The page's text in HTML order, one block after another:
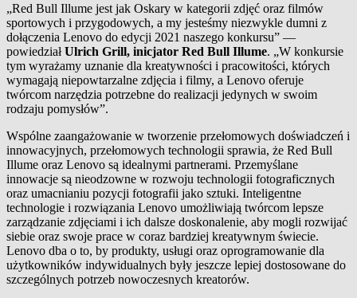
„Red Bull Illume jest jak Oskary w kategorii zdjęć oraz filmów
sportowych i przygodowych, a my jesteśmy niezwykle dumni z
dołączenia Lenovo do edycji 2021 naszego konkursu” —
powiedziałUlrich Grill, inicjator Red Bull Illume. „W konkursie
tym wyrażamy uznanie dla kreatywności i pracowitości, których
wymagają niepowtarzalne zdjęcia i filmy, a Lenovo oferuje
twórcom narzędzia potrzebne do realizacji jedynych w swoim
rodzaju pomysłów”.
Wspólne zaangażowanie w tworzenie przełomowych doświadczeń i
innowacyjnych, przełomowych technologii sprawia, że Red Bull
Illume oraz Lenovo są idealnymi partnerami. Przemyślane
innowacje są nieodzowne w rozwoju technologii fotograficznych
oraz umacnianiu pozycji fotografii jako sztuki. Inteligentne
technologie i rozwiązania Lenovo umożliwiają twórcom lepsze
zarządzanie zdjęciami i ich dalsze doskonalenie, aby mogli rozwijać
siebie oraz swoje prace w coraz bardziej kreatywnym świecie.
Lenovo dba o to, by produkty, usługi oraz oprogramowanie dla
użytkowników indywidualnych były jeszcze lepiej dostosowane do
szczególnych potrzeb nowoczesnych kreatorów.